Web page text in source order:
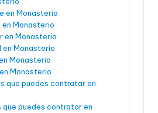
en Monasterio
en Monasterio
en Monasterio
en Monasterio
Monasterio
Monasterio
que puedes contratar en
que puedes contratar en